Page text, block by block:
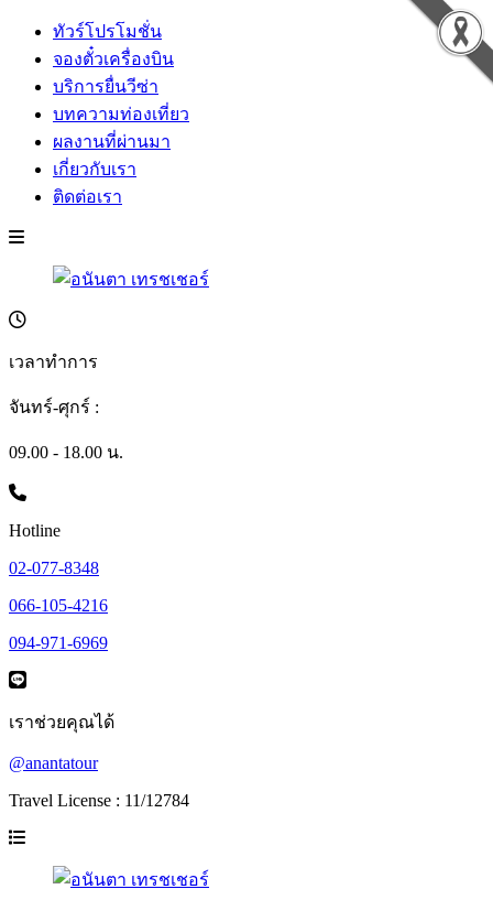
ทัวร์โปรโมชั่น
จองตั๋วเครื่องบิน
บริการยื่นวีซ่า
บทความท่องเที่ยว
ผลงานที่ผ่านมา
เกี่ยวกับเรา
ติดต่อเรา
เวลาทำการ
จันทร์-ศุกร์ :
09.00 - 18.00 น.
Hotline
02-077-8348
066-105-4216
094-971-6969
เราช่วยคุณได้
@anantatour
Travel License : 11/12784